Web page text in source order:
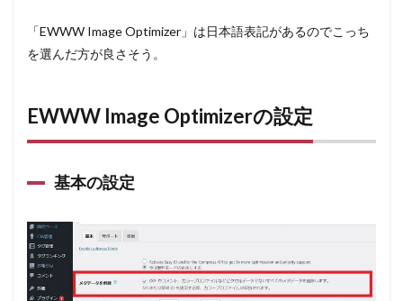
「EWWW Image Optimizer」 は日本語表記があるのでこっち
を選んだ方が良さそう。
EWWW Image Optimizerの設定
基本の設定